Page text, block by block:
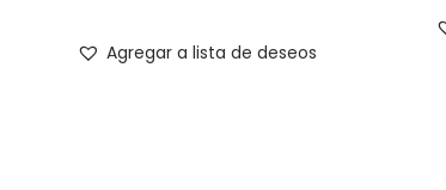
Agregar a lista de deseos